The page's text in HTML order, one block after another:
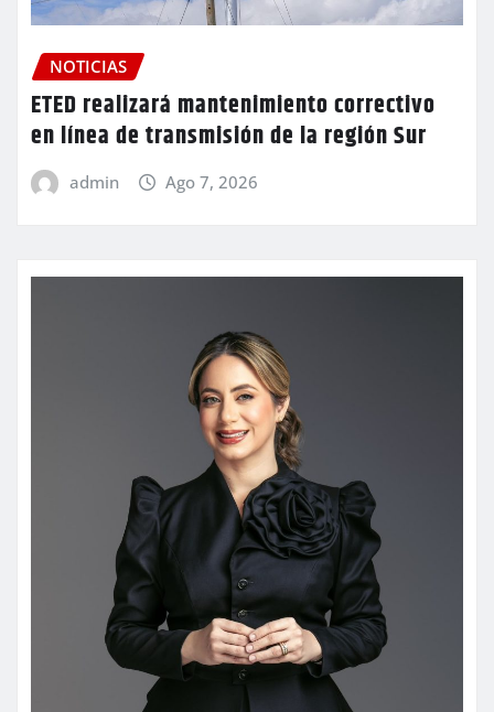
NOTICIAS
ETED realizará mantenimiento correctivo
en línea de transmisión de la región Sur
admin Ago 7, 2026